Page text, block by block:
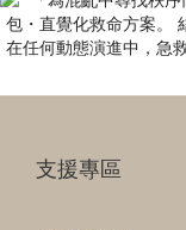
支援專區